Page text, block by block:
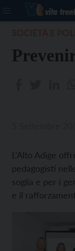
L’Alto Adige
pedagogisti
soglia e per i
e il